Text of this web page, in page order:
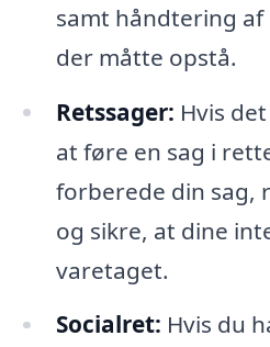
samt håndtering
der måtte opstå.
Retssager: Hvis
at føre en sag i
forberede din sag,
og sikre, at dine
varetaget.
Socialret: Hvis du